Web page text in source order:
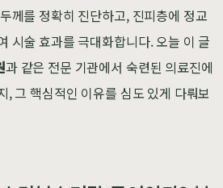
께를 정확히 진단하고, 진피층에 정교
시술 효과를 극대화합니다. 오늘 이 글
과 같은 전문 기관에서 숙련된 의료진에
, 그 핵심적인 이유를 심도 있게 다뤄보